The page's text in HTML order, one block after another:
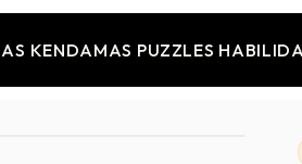
KENDAMAS PUZZLES